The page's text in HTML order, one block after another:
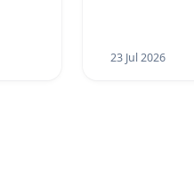
23 Jul 2026